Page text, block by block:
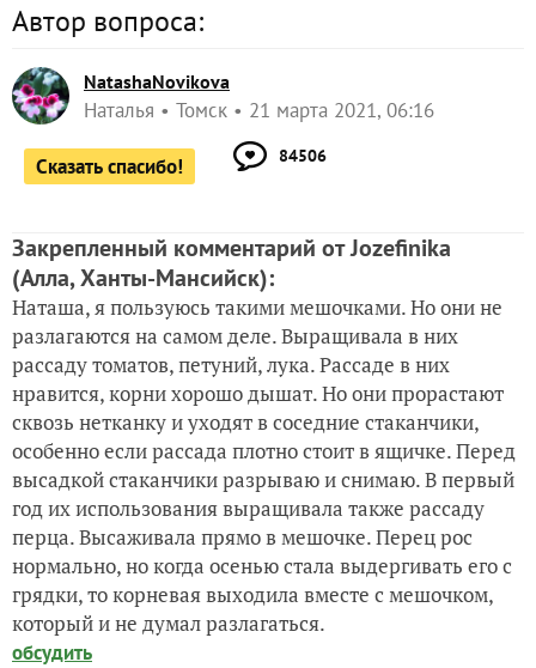
Автор вопроса:
NatashaNovikova
Наталья Томск 21 марта 2021, 06:16
Сказать спасибо! 84506
Закрепленный комментарий от Jozefinika
(Алла, Ханты-Мансийск):
Наташа, я пользуюсь такими мешочками. Но они не
разлагаются на самом деле. Выращивала в них
рассаду томатов, петуний, лука. Рассаде в них
нравится, корни хорошо дышат. Но они прорастают
сквозь нетканку и уходят в соседние стаканчики,
особенно если рассада плотно стоит в ящичке. Перед
высадкой стаканчики разрываю и снимаю. В первый
год их использования выращивала также рассаду
перца. Высаживала прямо в мешочке. Перец рос
нормально, но когда осенью стала выдергивать его с
грядки, то корневая выходила вместе с мешочком,
который и не думал разлагаться.
обсудить